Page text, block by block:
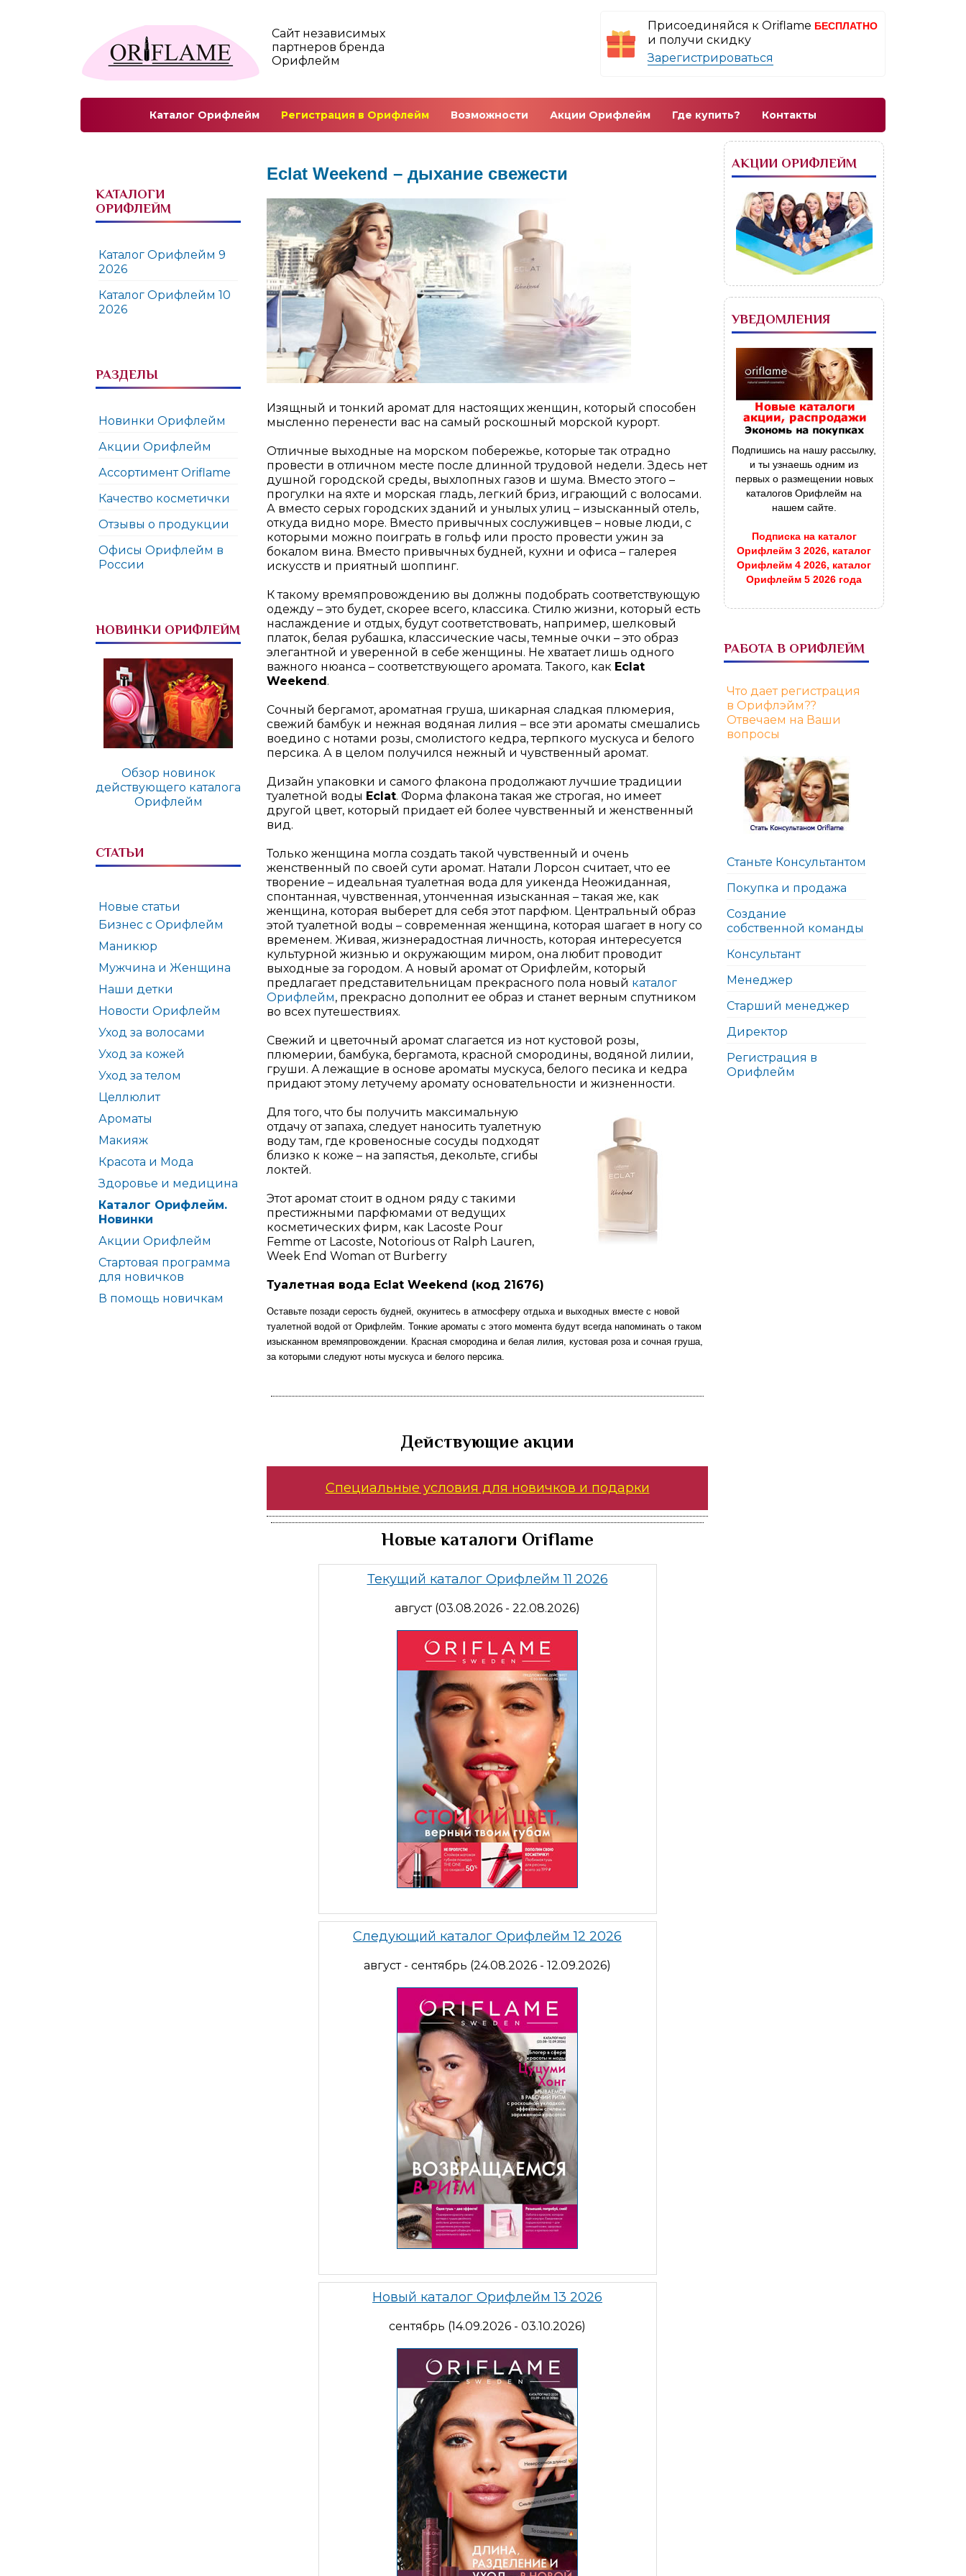
Сайт независимых
партнеров бренда
Орифлейм
Присоединяйся к Oriflame БЕСПЛАТНО
и получи скидку
Зарегистрироваться
Каталог Орифлейм Регистрация в Орифлейм Возможности Акции Орифлейм Где купить? Контакты
КАТАЛОГИ
ОРИФЛЕЙМ
Каталог Орифлейм 9
2026
Каталог Орифлейм 10
2026
РАЗДЕЛЫ
Новинки Орифлейм
Акции Орифлейм
Ассортимент Oriflame
Качество косметички
Отзывы о продукции
Офисы Орифлейм в
России
НОВИНКИ ОРИФЛЕЙМ
Обзор новинок
действующего каталога
Орифлейм
СТАТЬИ
Новые статьи
Бизнес с Орифлейм
Маникюр
Мужчина и Женщина
Наши детки
Новости Орифлейм
Уход за волосами
Уход за кожей
Уход за телом
Целлюлит
Ароматы
Макияж
Красота и Мода
Здоровье и медицина
Каталог Орифлейм.
Новинки
Акции Орифлейм
Стартовая программа
для новичков
В помощь новичкам
Eclat Weekend – дыхание свежести
Изящный и тонкий аромат для настоящих женщин, который способен
мысленно перенести вас на самый роскошный морской курорт.
Отличные выходные на морском побережье, которые так отрадно
провести в отличном месте после длинной трудовой недели. Здесь нет
душной городской среды, выхлопных газов и шума. Вместо этого –
прогулки на яхте и морская гладь, легкий бриз, играющий с волосами.
А вместо серых городских зданий и унылых улиц – изысканный отель,
откуда видно море. Вместо привычных сослуживцев – новые люди, с
которыми можно поиграть в гольф или просто провести ужин за
бокалом вина. Вместо привычных будней, кухни и офиса – галерея
искусств и приятный шоппинг.
К такому времяпровождению вы должны подобрать соответствующую
одежду – это будет, скорее всего, классика. Стилю жизни, который есть
наслаждение и отдых, будут соответствовать, например, шелковый
платок, белая рубашка, классические часы, темные очки – это образ
элегантной и уверенной в себе женщины. Не хватает лишь одного
важного нюанса – соответствующего аромата. Такого, как Eclat
Weekend.
Сочный бергамот, ароматная груша, шикарная сладкая плюмерия,
свежий бамбук и нежная водяная лилия – все эти ароматы смешались
воедино с нотами розы, смолистого кедра, терпкого мускуса и белого
персика. А в целом получился нежный и чувственный аромат.
Дизайн упаковки и самого флакона продолжают лучшие традиции
туалетной воды Eclat. Форма флакона такая же строгая, но имеет
другой цвет, который придает ей более чувственный и женственный
вид.
Только женщина могла создать такой чувственный и очень
женственный по своей сути аромат. Натали Лорсон считает, что ее
творение – идеальная туалетная вода для уикенда Неожиданная,
спонтанная, чувственная, утонченная изысканная – такая же, как
женщина, которая выберет для себя этот парфюм. Центральный образ
этой туалетной воды – современная женщина, которая шагает в ногу со
временем. Живая, жизнерадостная личность, которая интересуется
культурной жизнью и окружающим миром, она любит проводит
выходные за городом. А новый аромат от Орифлейм, который
предлагает представительницам прекрасного пола новый каталог
Орифлейм, прекрасно дополнит ее образ и станет верным спутником
во всех путешествиях.
Свежий и цветочный аромат слагается из нот кустовой розы,
плюмерии, бамбука, бергамота, красной смородины, водяной лилии,
груши. А лежащие в основе ароматы мускуса, белого песика и кедра
придают этому летучему аромату основательности и жизненности.
Для того, что бы получить максимальную
отдачу от запаха, следует наносить туалетную
воду там, где кровеносные сосуды подходят
близко к коже – на запястья, декольте, сгибы
локтей.
Этот аромат стоит в одном ряду с такими
престижными парфюмами от ведущих
косметических фирм, как Lacoste Pour
Femme от Lacoste, Notorious от Ralph Lauren,
Week End Woman от Burberry
Туалетная вода Eclat Weekend (код 21676)
Оставьте позади серость будней, окунитесь в атмосферу отдыха и выходных вместе с новой
туалетной водой от Орифлейм. Тонкие ароматы с этого момента будут всегда напоминать о таком
изысканном времяпровождении. Красная смородина и белая лилия, кустовая роза и сочная груша,
за которыми следуют ноты мускуса и белого персика.
Действующие акции
Специальные условия для новичков и подарки
Новые каталоги Oriflame
Текущий каталог Орифлейм 11 2026
август (03.08.2026 - 22.08.2026)
Следующий каталог Орифлейм 12 2026
август - сентябрь (24.08.2026 - 12.09.2026)
Новый каталог Орифлейм 13 2026
сентябрь (14.09.2026 - 03.10.2026)
АКЦИИ ОРИФЛЕЙМ
УВЕДОМЛЕНИЯ
Подпишись на нашу рассылку,
и ты узнаешь одним из
первых о размещении новых
каталогов Орифлейм на
нашем сайте.
Подписка на каталог
Орифлейм 3 2026, каталог
Орифлейм 4 2026, каталог
Орифлейм 5 2026 года
РАБОТА В ОРИФЛЕЙМ
Что дает регистрация
в Орифлэйм??
Отвечаем на Ваши
вопросы
Станьте Консультантом
Покупка и продажа
Создание
собственной команды
Консультант
Менеджер
Старший менеджер
Директор
Регистрация в
Орифлейм